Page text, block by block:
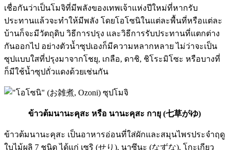
เชื่อกันว่าเป็นโมจิที่มีพลังของเทพเจ้าแห่งปีใหม่ที่หากรับ
ประทานแล้วจะทำให้มีพลัง โดยโอโซนิในแต่ละพื้นที่หรือแต่ละ
บ้านก็จะมีวัตถุดิบ วิธีการปรุง และวิธีการรับประทานที่แตกต่าง
กันออกไป อย่างตัวน้ำซุปเองก็มีความหลากหลาย ไม่ว่าจะเป็น
ซุปแบบใสที่ปรุงมาจากโชยุ, เกลือ, ดาชิ, ชิโระมิโซะ หรือบางที่
ก็มีใช้น้ำซุปถั่วแดงด้วยเช่นกัน
ข้าวต้มนานะคุสะ หรือ นานะคุสะ กายุ (七草がゆ)
ข้าวต้มนานะคุสะ เป็นอาหารอ่อนที่ใส่ผักและสมุนไพรประจำฤดู
ใบไม้ผลิ 7 ชนิด ได้แก่ เซริ (せり), นาซึนะ (なずな), โกะเกียว